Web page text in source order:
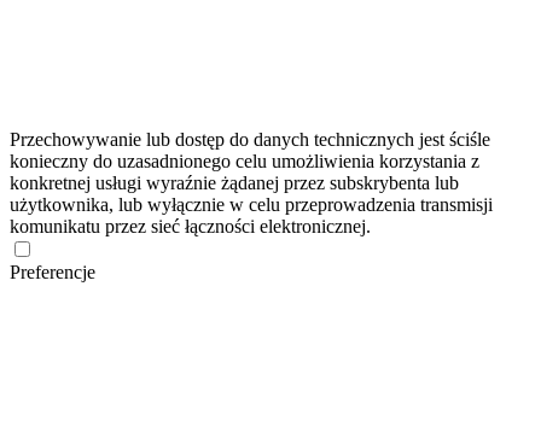
Przechowywanie lub dostęp do danych technicznych jest ściśle
konieczny do uzasadnionego celu umożliwienia korzystania z
konkretnej usługi wyraźnie żądanej przez subskrybenta lub
użytkownika, lub wyłącznie w celu przeprowadzenia transmisji
komunikatu przez sieć łączności elektronicznej.
Preferencje